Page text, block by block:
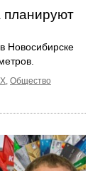
Новосибирске
Общество